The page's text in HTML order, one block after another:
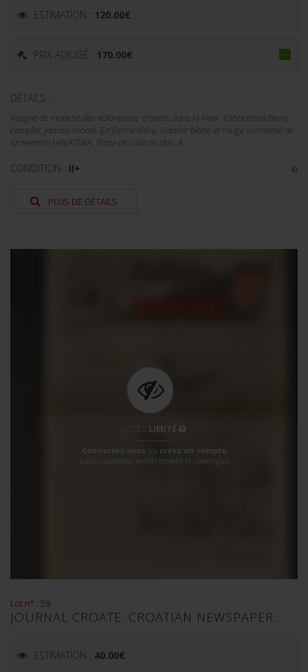
ESTIMATION : 120.00€
PRIX ADJUGÉ : 170.00€
DÉTAILS :
Insigne de manche des volontaires croates dans la Heer. Fabrication Bevo,
complet, jamais monté. En forme d'écu. Damier blanc et rouge surmonté de
la mention HRVATSKA. Trace de colle au dos. A...
CONDITION : II+
PLUS DE DÉTAILS
LIMITÉ
Connectez-vous ou créez un compte
pour visualiser entièrement le catalogue
Lot n° : 59
JOURNAL CROATE. CROATIAN NEWSPAPER.
ESTIMATION : 40.00€